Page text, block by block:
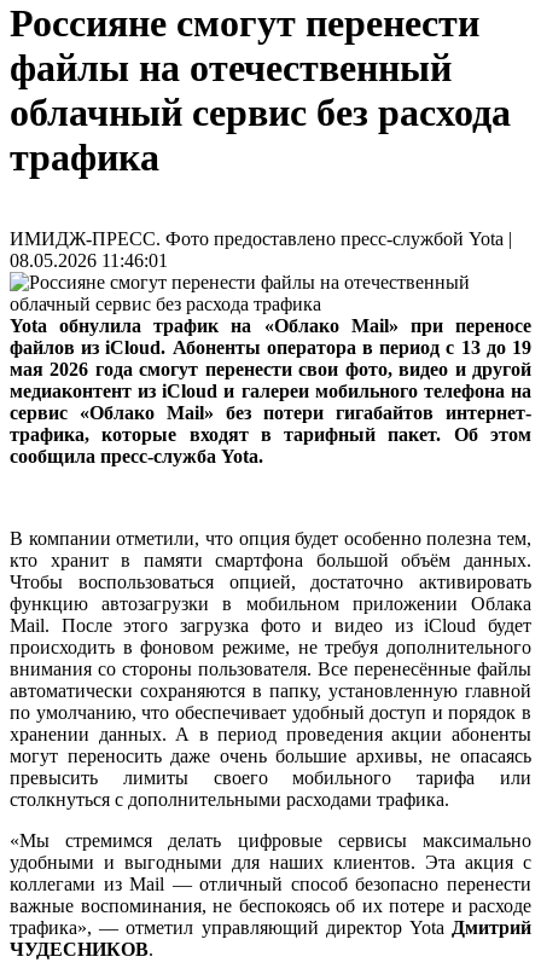
Россияне смогут перенести
файлы на отечественный
облачный сервис без расхода
трафика
ИМИДЖ-ПРЕСС. Фото предоставлено пресс-службой Yota |
08.05.2026 11:46:01
Yota обнулила трафик на «Облако Mail» при переносе
файлов из iCloud. Абоненты оператора в период с 13 до 19
мая 2026 года смогут перенести свои фото, видео и другой
медиаконтент из iCloud и галереи мобильного телефона на
сервис «Облако Mail» без потери гигабайтов интернет-
трафика, которые входят в тарифный пакет. Об этом
сообщила пресс-служба Yota.
В компании отметили, что опция будет особенно полезна тем,
кто хранит в памяти смартфона большой объём данных.
Чтобы воспользоваться опцией, достаточно активировать
функцию автозагрузки в мобильном приложении Облака
Mail. После этого загрузка фото и видео из iCloud будет
происходить в фоновом режиме, не требуя дополнительного
внимания со стороны пользователя. Все перенесённые файлы
автоматически сохраняются в папку, установленную главной
по умолчанию, что обеспечивает удобный доступ и порядок в
хранении данных. А в период проведения акции абоненты
могут переносить даже очень большие архивы, не опасаясь
превысить лимиты своего мобильного тарифа или
столкнуться с дополнительными расходами трафика.
«Мы стремимся делать цифровые сервисы максимально
удобными и выгодными для наших клиентов. Эта акция с
коллегами из Mail — отличный способ безопасно перенести
важные воспоминания, не беспокоясь об их потере и расходе
трафика», — отметил управляющий директор Yota Дмитрий
ЧУДЕСНИКОВ.